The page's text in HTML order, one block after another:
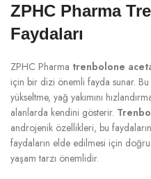
ZPHC Pharma
Faydaları
ZPHC Pharma trenbolone
için bir dizi önemli fayda sunar.
yükseltme, yağ yakımını
alanlarda kendini gösterir.
androjenik özellikleri, bu
faydaların elde edilmesi için
yaşam tarzı önemlidir.